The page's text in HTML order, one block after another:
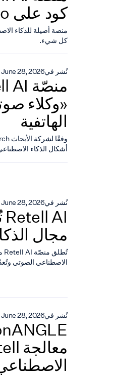
كود على GPT-4o
منصة أصيلة للذكاء
كل شيء.
نُشر فيJune 28, 2026
«وكلاء
الهاتفية
أشكال الذكاء
نُشر فيJune 28, 2026
مجال
الاصطناعي الصوتي
نُشر فيJune 28, 2026